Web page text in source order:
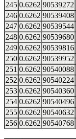
245 0.6262 90539272
246 0.6262 90539408
247 0.6262 90539544
248 0.6262 90539680
249 0.6262 90539816
250 0.6262 90539952
251 0.6262 90540088
252 0.6262 90540224
253 0.6262 90540360
254 0.6262 90540496
255 0.6262 90540632
256 0.6262 90540768